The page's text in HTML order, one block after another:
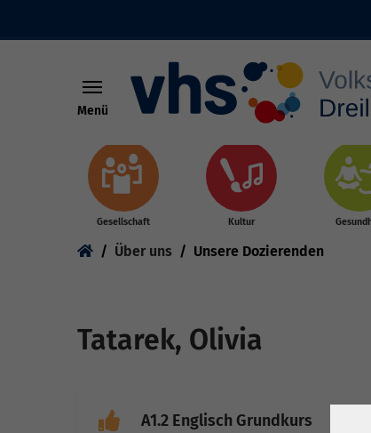
Skip to main content
Menü
Gesellschaft Kultur
You are here:
Über uns Unsere Dozierenden
Tatarek, Olivia
A1.2 Englisch Grundkurs